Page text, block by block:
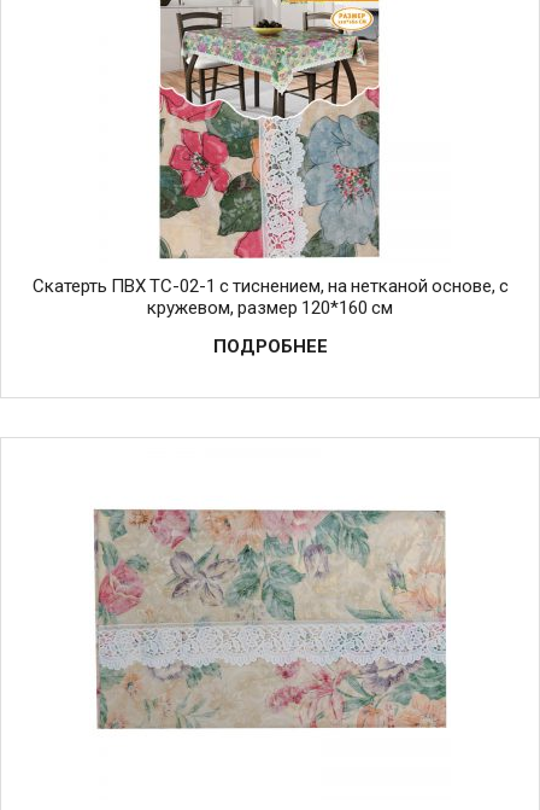
Скатерть ПВХ TC-02-1 с тиснением, на нетканой основе, с
кружевом, размер 120*160 см
ПОДРОБНЕЕ